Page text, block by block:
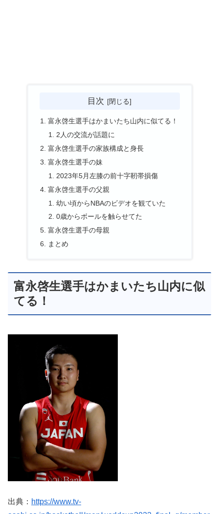
目次
富永啓生選手はかまいたち山内に似てる！
2人の交流が話題に
富永啓生選手の家族構成と身長
富永啓生選手の妹
2023年5月左膝の前十字靭帯損傷
富永啓生選手の父親
幼い頃からNBAのビデオを観ていた
0歳からボールを触らせてた
富永啓生選手の母親
まとめ
富永啓生選手はかまいたち山内に似
てる！
出典： https://www.tv-